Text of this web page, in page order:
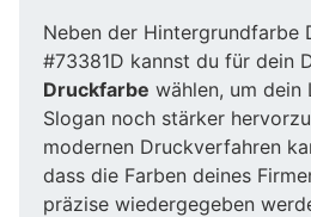
Neben der Hintergrundfarbe
#73381D kannst du für dein
Druckfarbe wählen, um dein
Slogan noch stärker
modernen Druckverfahren
dass die Farben deines
präzise wiedergegeben